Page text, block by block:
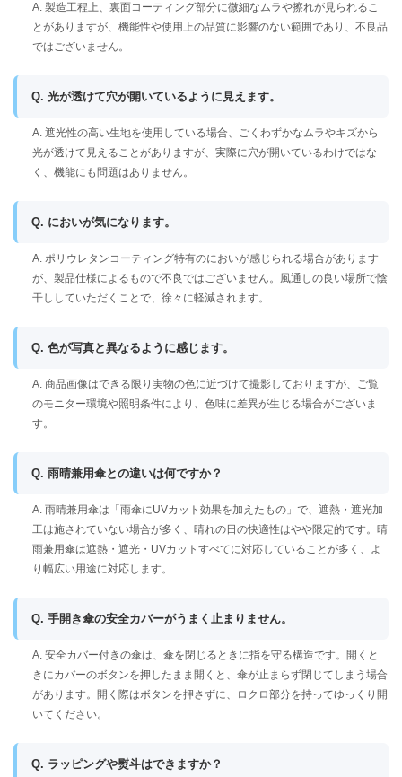
A. 製造工程上、裏面コーティング部分に微細なムラや擦れが見られるこ
とがありますが、機能性や使用上の品質に影響のない範囲であり、不良品
ではございません。
Q. 光が透けて穴が開いているように見えます。
A. 遮光性の高い生地を使用している場合、ごくわずかなムラやキズから
光が透けて見えることがありますが、実際に穴が開いているわけではな
く、機能にも問題はありません。
Q. においが気になります。
A. ポリウレタンコーティング特有のにおいが感じられる場合があります
が、製品仕様によるもので不良ではございません。風通しの良い場所で陰
干ししていただくことで、徐々に軽減されます。
Q. 色が写真と異なるように感じます。
A. 商品画像はできる限り実物の色に近づけて撮影しておりますが、ご覧
のモニター環境や照明条件により、色味に差異が生じる場合がございま
す。
Q. 雨晴兼用傘との違いは何ですか？
A. 雨晴兼用傘は「雨傘にUVカット効果を加えたもの」で、遮熱・遮光加
工は施されていない場合が多く、晴れの日の快適性はやや限定的です。晴
雨兼用傘は遮熱・遮光・UVカットすべてに対応していることが多く、よ
り幅広い用途に対応します。
Q. 手開き傘の安全カバーがうまく止まりません。
A. 安全カバー付きの傘は、傘を閉じるときに指を守る構造です。開くと
きにカバーのボタンを押したまま開くと、傘が止まらず閉じてしまう場合
があります。開く際はボタンを押さずに、ロクロ部分を持ってゆっくり開
いてください。
Q. ラッピングや熨斗はできますか？